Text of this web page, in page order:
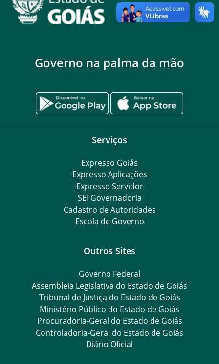
Governo na palma da mão
Serviços
Expresso Goiás
Expresso Aplicações
Expresso Servidor
SEI Governadoria
Cadastro de Autoridades
Escola de Governo
Outros Sites
Governo Federal
Assembleia Legislativa do Estado de Goiás
Tribunal de Justiça do Estado de Goiás
Ministério Público do Estado de Goiás
Procuradoria-Geral do Estado de Goiás
Controladoria-Geral do Estado de Goiás
Diário Oficial